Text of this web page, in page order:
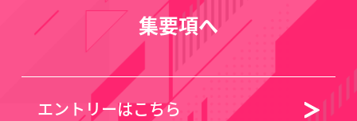
集要項へ
エントリーはこちら